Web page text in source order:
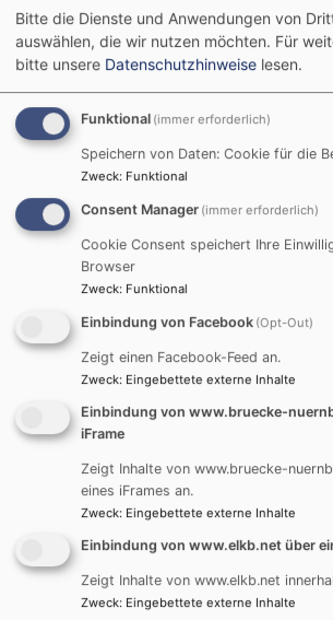
beri Hıristiyan ve Müslümanlar
düzenli diyalog çalıṣmaları sürdüren
Dini ve dünyaya bakıṣ açısı sürekli ve
geliṣen toplumumuzda Hıristiyan ve
oluṣan çalıṣma timi olarak ṣunu her
soruyoruz: İçinde bulunduğumuz bu
arası beraber yaṣamın zorlukları
toplum düzenimizin çerçevesi
beraber yaṣamın mümkün olabilmesi
katkılarının neler olduğunu soruyoruz.
Gostenhof`daki kurumumuzda ve
yaptığımiz kooperatif çalıṣmalarımzla
Çocuklar -Grubu, Kadınlar ve
uzanan çeṣitli dinler arası hizmetler
Çalıṣmalarımızı bulunduğumuz
camii cemaatleri ve ayn zamanda
organizasyon ve dernekler le beraber
Sunumlarda, seminerlerde ve gezilerde
tecrübelerimizi aktarıyoruz.
„Ancak bir araya gelirsek, kim
Buluṣma yeri BRÜCKE-KÖPRÜ iki
Bitte die Dienste und Anwendungen von
auswählen, die wir nutzen möchten. Für
bitte unsere Datenschutzhinweise lesen.
Funktional (immer erforderlich)
Speichern von Daten: Cookie für die
Zweck: Funktional
Consent Manager (immer erforderlich)
Cookie Consent speichert Ihre
Browser
Zweck: Funktional
Einbindung von Facebook (Opt-Out)
Zeigt einen Facebook-Feed an.
Zweck: Eingebettete externe Inhalte
Einbindung von www.bruecke-
iFrame
Zeigt Inhalte von www.bruecke-
eines iFrames an.
Zweck: Eingebettete externe Inhalte
Einbindung von www.elkb.net über
Zeigt Inhalte von www.elkb.net
Zweck: Eingebettete externe Inhalte